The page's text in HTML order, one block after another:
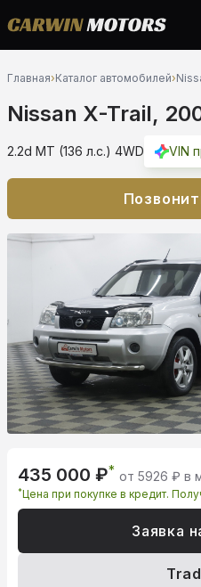
Главная›Каталог автомобилей›
Nissan X-Trail,
2.2d MT (136 л.с.) 4WD VIN
435 000 ₽* от 5926 ₽ в
*Цена при покупке в кредит.
Заявка